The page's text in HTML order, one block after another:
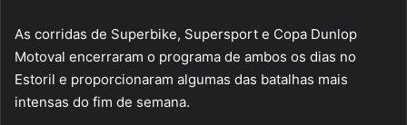
As corridas de Superbike, Supersport e Copa Dunlop
Motoval encerraram o programa de ambos os dias no
Estoril e proporcionaram algumas das batalhas mais
intensas do fim de semana.